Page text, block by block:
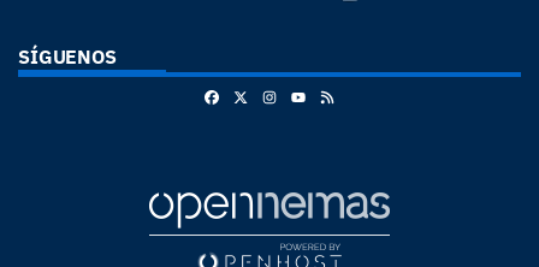
SÍGUENOS
FacebookInstagram